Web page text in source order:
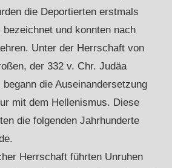
die Deportierten erstmals
und konnten nach
Unter der Herrschaft von
der 332 v. Chr. Judäa
die Auseinandersetzung
mit dem Hellenismus. Diese
die folgenden Jahrhunderte
Herrschaft führten Unruhen